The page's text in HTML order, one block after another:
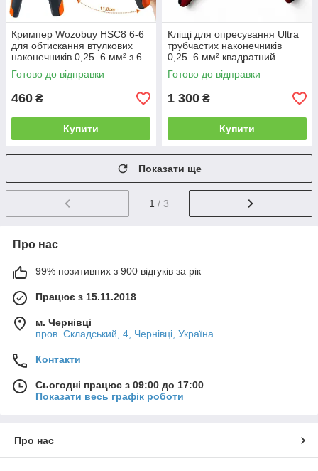
Кримпер Wozobuy HSC8 6-6
для обтискання втулкових
наконечників 0,25–6 мм² з 6
кулачками
Готово до відправки
460 ₴
Купити
Кліщі для опресування Ultra
трубчастих наконечників
0,25–6 мм² квадратний
профіль 180 мм
Готово до відправки
1 300 ₴
Купити
Показати ще
1 / 3
Про нас
99% позитивних з 900 відгуків за рік
Працює з 15.11.2018
м. Чернівці
пров. Складський, 4, Чернівці, Україна
Контакти
Сьогодні працює з 09:00 до 17:00
Показати весь графік роботи
Про нас